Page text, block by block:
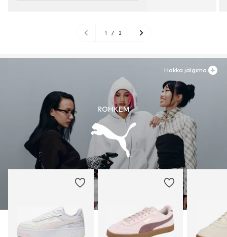
1 / 2
ROHKEM
Hakka jälgima